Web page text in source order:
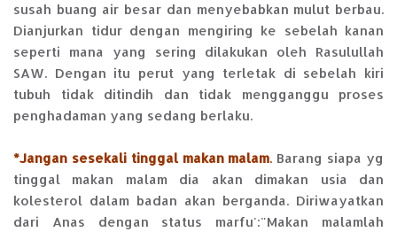
susah buang air besar dan menyebabkan mulut berbau.
Dianjurkan tidur dengan mengiring ke sebelah kanan
seperti mana yang sering dilakukan oleh Rasulullah
SAW. Dengan itu perut yang terletak di sebelah kiri
tubuh tidak ditindih dan tidak mengganggu proses
penghadaman yang sedang berlaku.
*Jangan sesekali tinggal makan malam. Barang siapa yg
tinggal makan malam dia akan dimakan usia dan
kolesterol dalam badan akan berganda. Diriwayatkan
dari Anas dengan status marfu':"Makan malamlah